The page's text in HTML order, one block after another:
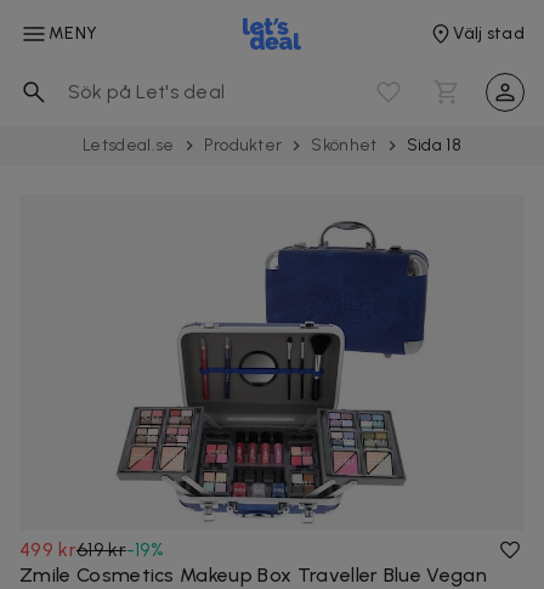
MENY Välj stad
Letsdeal.se Produkter Skönhet Sida 18
499 kr619 kr-19%
Zmile Cosmetics Makeup Box Traveller Blue Vegan